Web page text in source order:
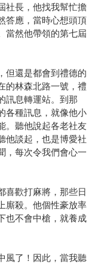
社長，他找我幫忙擔
答應，當時心想頭頂
當然他帶領的第七屆
但還是都會到禮德的
的林森北路一號，禮
訊息轉運站。到那
各種訊息，就像他小
。聽他說起各老社友
他談起，也是博愛社
，每次令我們會心一
喜歡打麻將，那些日
廝殺。他個性豪放率
也不會中槍，就養成
風了！因此，當我聽